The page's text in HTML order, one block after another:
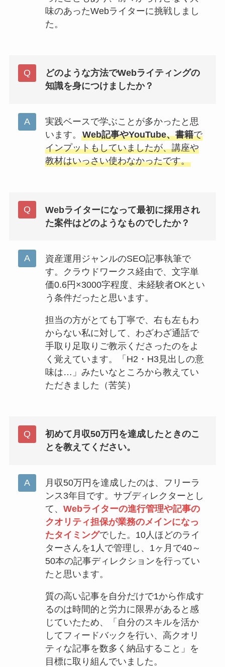
味のあったWebライターに挑戦しまし
た。
どのような方法でWebライティングの
知識を身につけましたか？
実践ベースで学ぶことが多かったと思
います。 Web記事やYouTube、書籍で
インプットもしていましたが、講座や
教材はいっさい使わなかったです。
Webライターになって最初に採用され
た案件はどのようなものでしたか？
資産運用ジャンルのSEO記事執筆で
す。クラウドワークス経由で、文字単
価0.6円×3000字程度、未経験者OKとい
う条件だったと思います。
担当の方がとても丁寧で、右も左もわ
からない私に対して、わざわざ通話で
手取り足取りご教示くださったのをよ
く覚えています。「H2・H3見出しの意
味は…」みたいなところから教えてい
ただきました（苦笑）
初めて月収50万円を達成したときのこ
とを教えてください。
月収50万円を達成したのは、フリーラ
ンス3年目です。サブディレクターとし
て、 Webライターの進行管理や記事の
クオリティ担保が業務のメインになっ
たタイミングでした。10人ほどのライ
ターさんを1人で管理し、1ヶ月で40～
50本の記事ディレクションを行ってい
たと思います。
質の高い記事を自分だけで1から作成す
るのは時間的と労力に限界があると感
じていたため、「自分のスキルを活か
してフィードバックを行い、高クオリ
ティな記事を数多く納品すること」を
目標に取り組んでいました。